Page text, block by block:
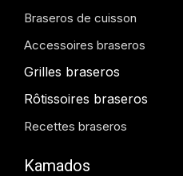
Braseros de cuisson
Accessoires braseros
Grilles braseros
Rôtissoires braseros
Recettes braseros
Kamados